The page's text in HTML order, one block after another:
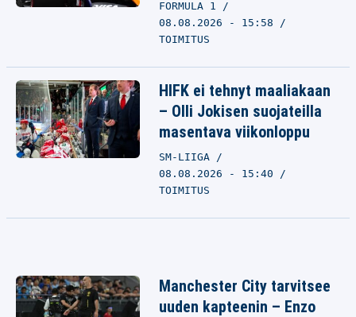
FORMULA 1
08.08.2026 - 15:58
TOIMITUS
HIFK ei tehnyt maaliakaan
– Olli Jokisen suojateilla
masentava viikonloppu
SM-LIIGA
08.08.2026 - 15:40
TOIMITUS
Manchester City tarvitsee
uuden kapteenin – Enzo